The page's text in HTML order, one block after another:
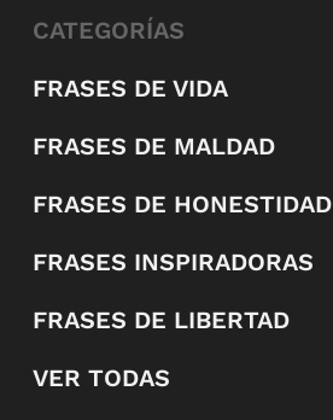
CATEGORÍAS
FRASES DE VIDA
FRASES DE MALDAD
FRASES DE HONESTIDAD
FRASES INSPIRADORAS
FRASES DE LIBERTAD
VER TODAS